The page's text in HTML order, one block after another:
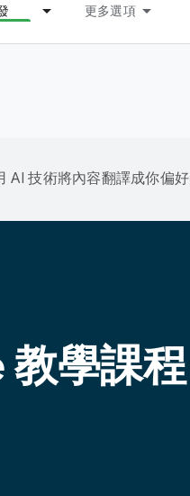
更多選項
AI 技術將內容翻譯成你偏好
學課程